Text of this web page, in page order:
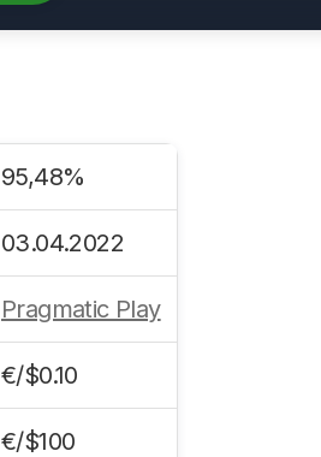
95,48%
03.04.2022
Pragmatic Play
€/$0.10
€/$100